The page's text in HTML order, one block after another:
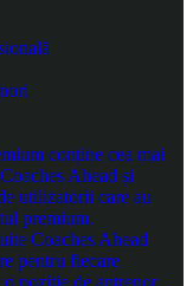
conține cea mai
Ahead și
utilizatorii care au
premium.
Coaches Ahead
pentru fiecare
o poziție de antrenor.